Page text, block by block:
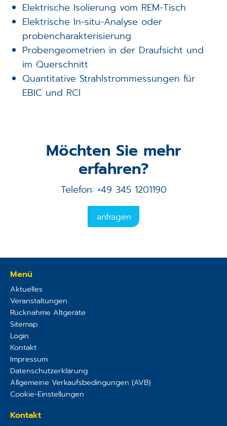
Elektrische Isolierung vom REM-Tisch
Elektrische In-situ-Analyse oder
probencharakterisierung
Probengeometrien in der Draufsicht und
im Querschnitt
Quantitative Strahlstrommessungen für
EBIC und RCI
Möchten Sie mehr
erfahren?
Telefon: +49 345 1201190
anfragen
Menü
Aktuelles
Veranstaltungen
Rücknahme Altgeräte
Sitemap
Login
Kontakt
Impressum
Datenschutzerklärung
Allgemeine Verkaufsbedingungen (AVB)
Cookie-Einstellungen
Kontakt